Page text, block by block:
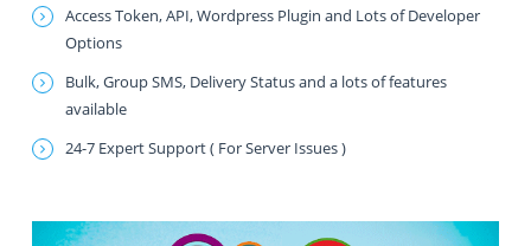
Access Token, API, Wordpress Plugin and Lots of Developer
Options
Bulk, Group SMS, Delivery Status and a lots of features
available
24-7 Expert Support ( For Server Issues )